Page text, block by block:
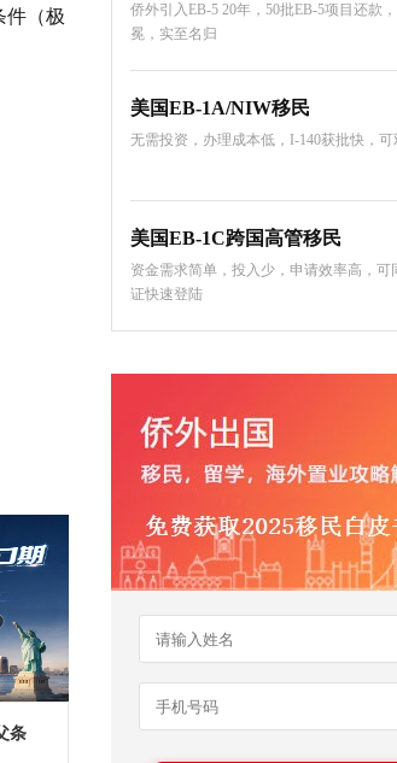
件（极
条
侨外引入EB-5 20年，50批EB-5项目还款
冕，实至名归
美国EB-1A/NIW移民
无需投资，办理成本低，I-140获批快，可
美国EB-1C跨国高管移民
资金需求简单，投入少，申请效率高，可
证快速登陆